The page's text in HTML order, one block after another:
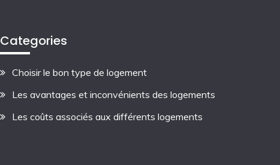
Categories
Choisir le bon type de logement
Les avantages et inconvénients des logements
Les coûts associés aux différents logements